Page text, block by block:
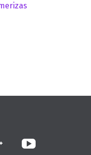
Google+